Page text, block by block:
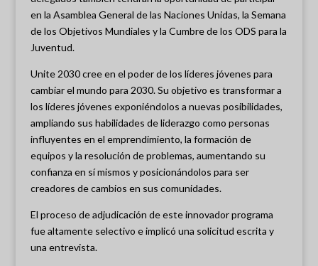
en la Asamblea General de las Naciones Unidas, la Semana
de los Objetivos Mundiales y la Cumbre de los ODS para la
Juventud.
Unite 2030 cree en el poder de los líderes jóvenes para
cambiar el mundo para 2030. Su objetivo es transformar a
los líderes jóvenes exponiéndolos a nuevas posibilidades,
ampliando sus habilidades de liderazgo como personas
influyentes en el emprendimiento, la formación de
equipos y la resolución de problemas, aumentando su
confianza en sí mismos y posicionándolos para ser
creadores de cambios en sus comunidades.
El proceso de adjudicación de este innovador programa
fue altamente selectivo e implicó una solicitud escrita y
una entrevista.